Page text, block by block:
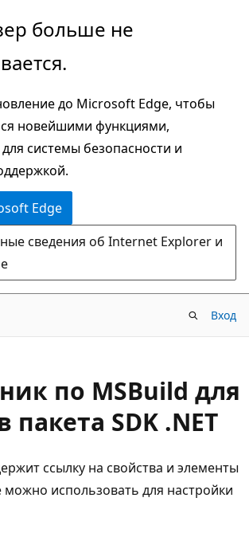
больше не
до Microsoft Edge, чтобы
новейшими функциями,
системы безопасности и
Edge
сведения об Internet Explorer и
Вход
по MSBuild для
пакета SDK .NET
ссылку на свойства и элементы
можно использовать для настройки